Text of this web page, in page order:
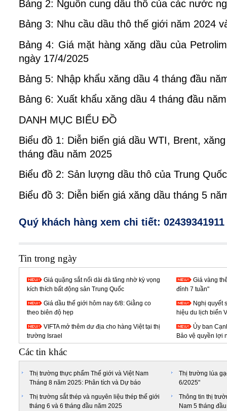
Bảng 2: Nguồn cung dầu thô của các nước
Bảng 3: Nhu cầu dầu thô thế giới năm 2024
Bảng 4: Giá mặt hàng xăng dầu của
ngày 17/4/2025
Bảng 5: Nhập khẩu xăng dầu 4 tháng đầu
Bảng 6: Xuất khẩu xăng dầu 4 tháng đầu
DANH MỤC BIỂU ĐỒ
Biểu đồ 1: Diễn biến giá dầu WTI, Brent,
tháng đầu năm 2025
Biểu đồ 2: Sản lượng dầu thô của Trung
Biểu đồ 3: Diễn biến giá xăng dầu tháng 5
Quý khách hàng xem chi tiết: 02439341911
Tin trong ngày
Giá quặng sắt nối dài đà tăng nhờ kỳ vọng
kích thích bất động sản Trung Quốc
Giá vàng
đỉnh 7 tuần"
Giá dầu thế giới hôm nay 6/8: Giằng co
theo biên độ hẹp
Nghị quyết
hiệu du lịch biển
VIFTA mở thêm dư địa cho hàng Việt tại thị
trường Israel
Ủy ban
Bảo vệ quyền lợi
Các tin khác
Thị trường thực phẩm Thế giới và Việt Nam
Tháng 8 năm 2025: Phân tích và Dự báo
Thị trường lúa
6/2025"
Thị trường sắt thép và nguyên liệu thép thế giới
tháng 6 và 6 tháng đầu năm 2025
Thông tin thị
Nam 5 tháng